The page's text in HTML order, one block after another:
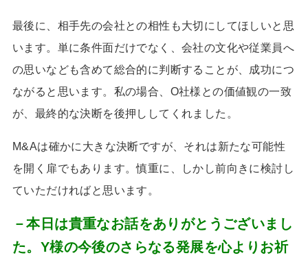
最後に、相手先の会社との相性も大切にしてほしいと思
います。単に条件面だけでなく、会社の文化や従業員へ
の思いなども含めて総合的に判断することが、成功につ
ながると思います。私の場合、 O社様との価値観の一致
が、最終的な決断を後押ししてくれました。
M&Aは確かに大きな決断ですが、それは新たな可能性
を開く扉でもあります。慎重に、しかし前向きに検討し
ていただければと思います。
－本日は貴重なお話をありがとうございまし
た。Y様の今後のさらなる発展を心よりお祈